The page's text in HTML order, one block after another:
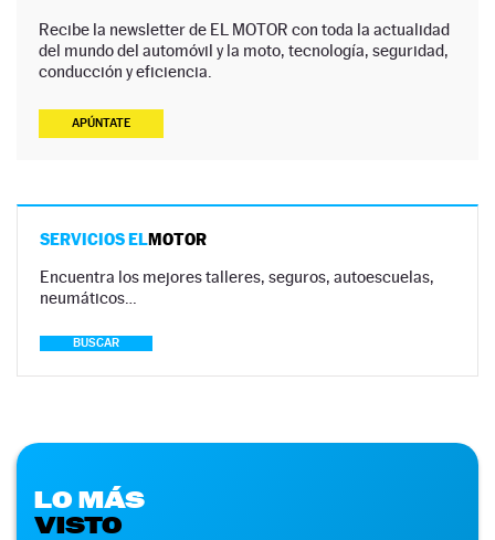
Recibe la newsletter de EL MOTOR con toda la actualidad
del mundo del automóvil y la moto, tecnología, seguridad,
conducción y eficiencia.
APÚNTATE
SERVICIOS ELMOTOR
Encuentra los mejores talleres, seguros, autoescuelas,
neumáticos…
BUSCAR
LO MÁS
VISTO